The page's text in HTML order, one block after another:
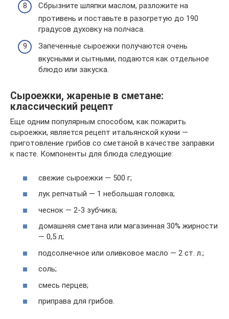
Сбрызните шляпки маслом, разложите на
противень и поставьте в разогретую до 190
градусов духовку на полчаса.
Запеченные сыроежки получаются очень
вкусными и сытными, подаются как отдельное
блюдо или закуска.
Сыроежки, жареные в сметане:
классический рецепт
Еще одним популярным способом, как пожарить
сыроежки, является рецепт итальянской кухни —
приготовление грибов со сметаной в качестве заправки
к пасте. Компоненты для блюда следующие:
свежие сыроежки — 500 г;
лук репчатый — 1 небольшая головка;
чеснок — 2-3 зубчика;
домашняя сметана или магазинная 30% жирности
— 0,5 л;
подсолнечное или оливковое масло — 2 ст. л.;
соль;
смесь перцев;
приправа для грибов.